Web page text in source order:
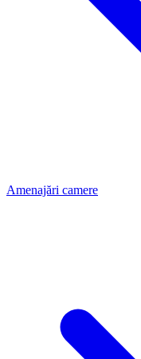
Amenajări camere